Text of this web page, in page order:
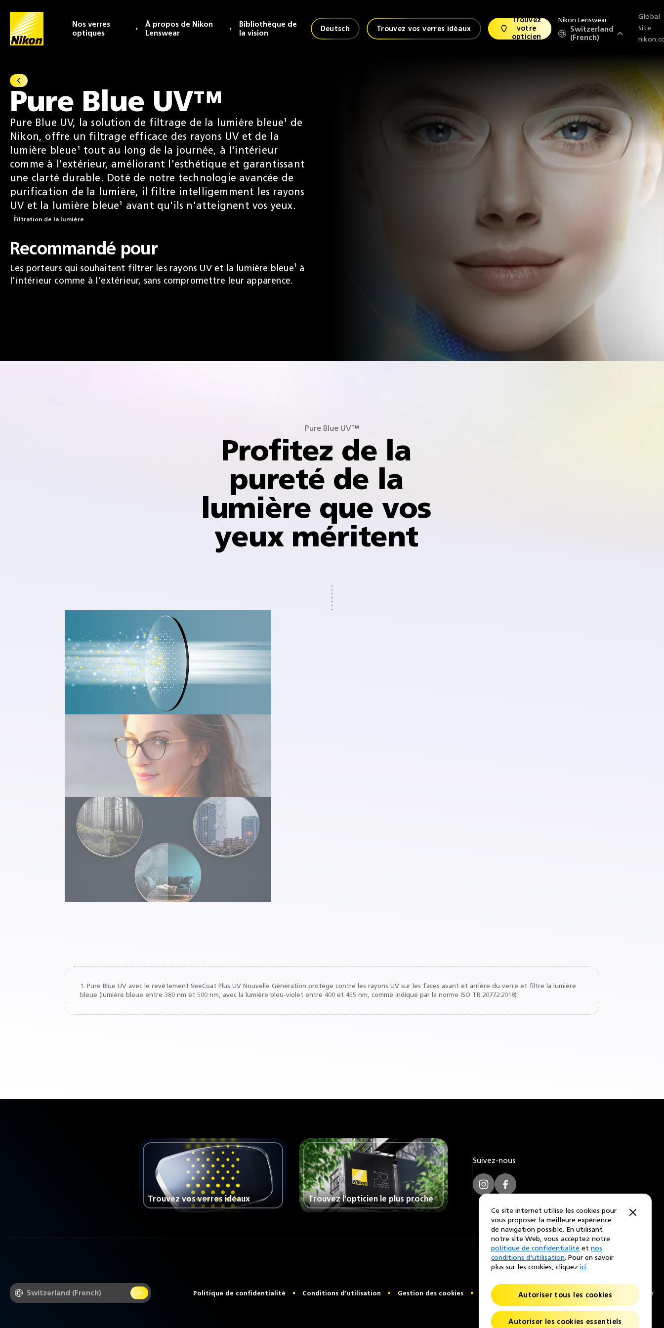
Accueil
Nos verres
optiques
À propos de Nikon
Lenswear
Bibliothèque de
la vision
Deutsch Trouvez vos verres idéaux
Trouvez
votre
opticien
Nikon Lenswear
Switzerland
(French)
Global
Site
Pure Blue UV™
Pure Blue UV, la solution de filtrage de la lumière bleue¹ de
Nikon, offre un filtrage efficace des rayons UV et de la
lumière bleue¹ tout au long de la journée, à l'intérieur
comme à l'extérieur, améliorant l'esthétique et garantissant
une clarté durable. Doté de notre technologie avancée de
purification de la lumière, il filtre intelligemment les rayons
UV et la lumière bleue¹ avant qu'ils n'atteignent vos yeux.
Filtration de la lumière
Recommandé pour
Les porteurs qui souhaitent filtrer les rayons UV et la lumière bleue¹ à
l'intérieur comme à l'extérieur, sans compromettre leur apparence.
Pure Blue UV™
Profitez de la
pureté de la
lumière que vos
yeux méritent
Protection toute la journée contre
les UV et filtrage de la lumière
bleue¹
Filtrant sans effort les rayons UV et la lumière
bleue¹, il vous offre une vision confortable tout
au long de la journée, chaque jour.
Esthétique améliorée
Filtre la lumière bleue sans aucun reflet bleu
perceptible, offrant une solution visuelle
esthétiquement agréable.
Performance durable
Associés au traitement SeeCoat Plus UV
Nouvelle Génération, les verres Pure Blue UV™
offrent une protection complète contre les
rayures, la saleté, la poussière et l'eau,
garantissant clarté et durabilité.
1. Pure Blue UV avec le revêtement SeeCoat Plus UV Nouvelle Génération protège contre les rayons UV sur les faces avant et arrière du verre et filtre la lumière
bleue (lumière bleue entre 380 nm et 500 nm, avec la lumière bleu-violet entre 400 et 455 nm, comme indiqué par la norme ISO TR 20772:2018)
Ce site internet utilise les cookies pour
vous proposer la meilleure expérience
de navigation possible. En utilisant
notre site Web, vous acceptez notre
politique de confidentialité et nos
conditions d'utilisation. Pour en savoir
plus sur les cookies, cliquez ici.
Autoriser tous les cookies
Autoriser les cookies essentiels
Trouvez vos verres idéaux Trouvez l’opticien le plus proche
Suivez-nous
InstagramFacebook
Switzerland (French) Politique de confidentialité Conditions d'utilisation Gestion des cookies Contactez-nous © 2026 © Nikon Lenswear